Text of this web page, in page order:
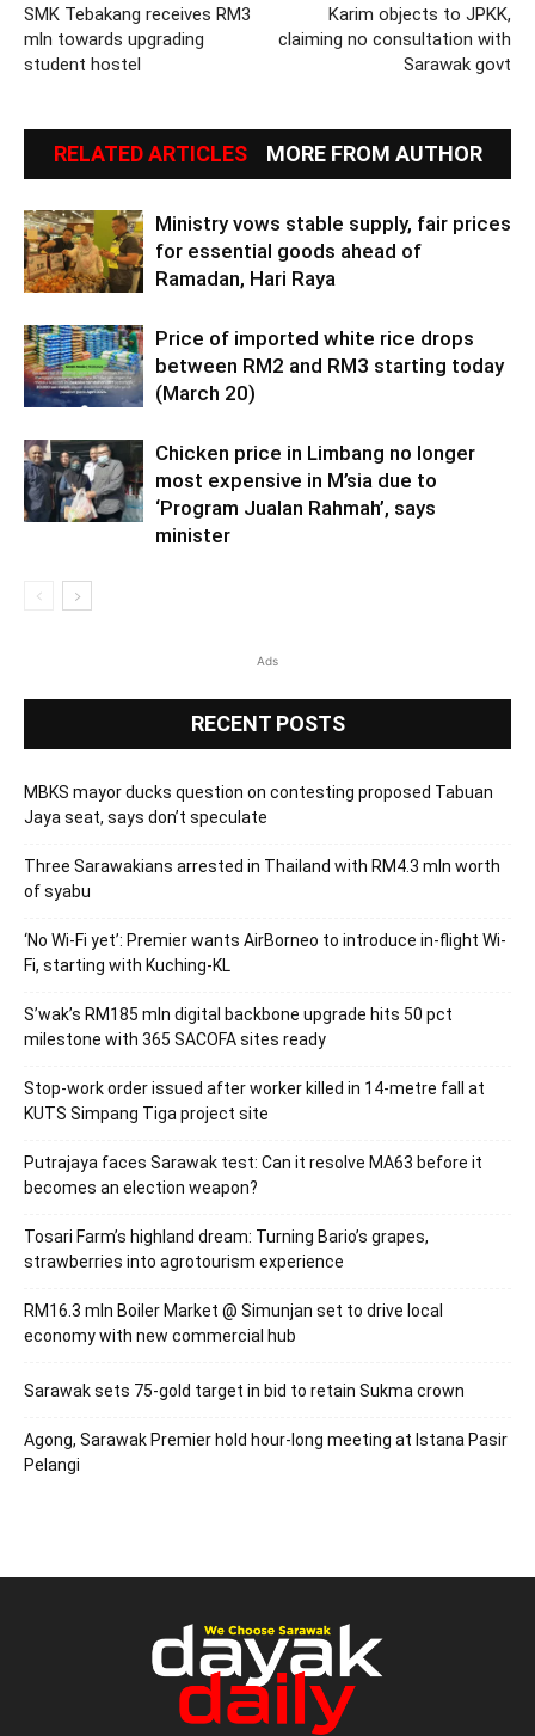
SMK Tebakang receives RM3
mln towards upgrading
student hostel
Karim objects to JPKK,
claiming no consultation with
Sarawak govt
RELATED ARTICLES MORE FROM AUTHOR
Ministry vows stable supply, fair prices
for essential goods ahead of
Ramadan, Hari Raya
Price of imported white rice drops
between RM2 and RM3 starting today
(March 20)
Chicken price in Limbang no longer
most expensive in M’sia due to
‘Program Jualan Rahmah’, says
minister
Ads
RECENT POSTS
MBKS mayor ducks question on contesting proposed Tabuan
Jaya seat, says don’t speculate
Three Sarawakians arrested in Thailand with RM4.3 mln worth
of syabu
‘No Wi-Fi yet’: Premier wants AirBorneo to introduce in-flight Wi-
Fi, starting with Kuching-KL
S’wak’s RM185 mln digital backbone upgrade hits 50 pct
milestone with 365 SACOFA sites ready
Stop-work order issued after worker killed in 14-metre fall at
KUTS Simpang Tiga project site
Putrajaya faces Sarawak test: Can it resolve MA63 before it
becomes an election weapon?
Tosari Farm’s highland dream: Turning Bario’s grapes,
strawberries into agrotourism experience
RM16.3 mln Boiler Market @ Simunjan set to drive local
economy with new commercial hub
Sarawak sets 75-gold target in bid to retain Sukma crown
Agong, Sarawak Premier hold hour-long meeting at Istana Pasir
Pelangi